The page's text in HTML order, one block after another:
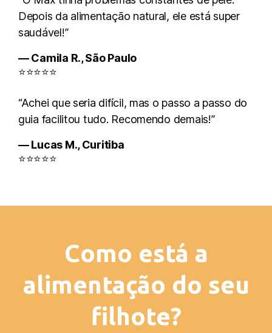
Depois da alimentação natural, ele está super
saudável!”
— Camila R., São Paulo
⭐⭐⭐⭐⭐
“Achei que seria difícil, mas o passo a passo do
guia facilitou tudo. Recomendo demais!”
— Lucas M., Curitiba
⭐⭐⭐⭐⭐
Como está a
alimentação do seu
filhote?